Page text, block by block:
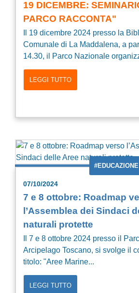
19 DICEMBRE:
PARCO RACCONTA"
Il 19 dicembre 2024 presso la
Comunale di La Maddalena, a
14.30, il Parco Nazionale
LEGGI TUTTO
07/10/2024
7 e 8 ottobre: Roadmap
l’Assemblea dei Sindaci
naturali protette
Il 7 e 8 ottobre 2024 presso il
Arcipelago Toscano, si svolge il
titolo: "Aree Marine...
LEGGI TUTTO